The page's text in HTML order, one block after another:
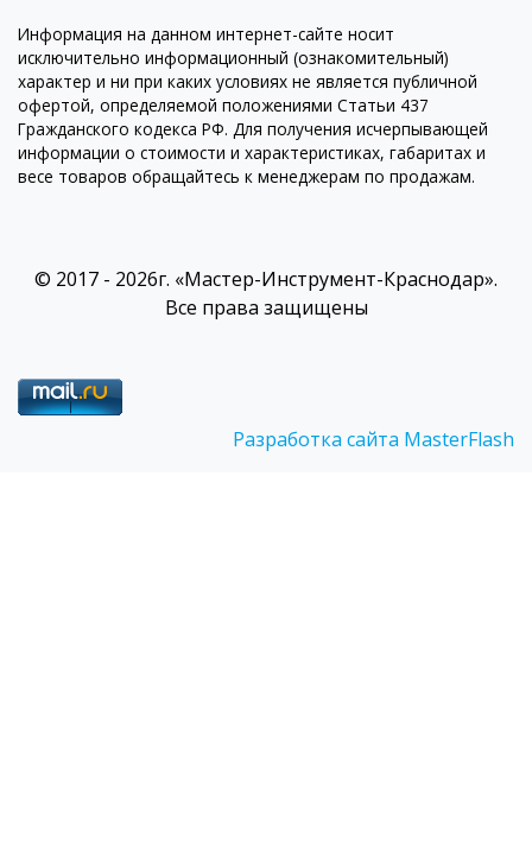
Информация на данном интернет-сайте носит
исключительно информационный (ознакомительный)
характер и ни при каких условиях не является публичной
офертой, определяемой положениями Статьи 437
Гражданского кодекса РФ. Для получения исчерпывающей
информации о стоимости и характеристиках, габаритах и
весе товаров обращайтесь к менеджерам по продажам.
© 2017 - 2026г. «Мастер-Инструмент-Краснодар».
Все права защищены
Разработка сайта MasterFlash